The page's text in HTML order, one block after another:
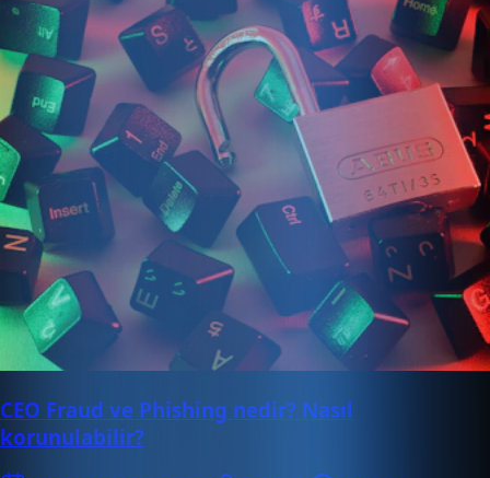
CEO Fraud ve Phishing nedir? Nasıl
korunulabilir?